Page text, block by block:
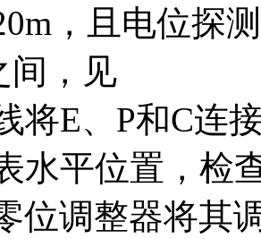
，且电位探
间，见
E、P和C连
平位置，检
位调整器将其